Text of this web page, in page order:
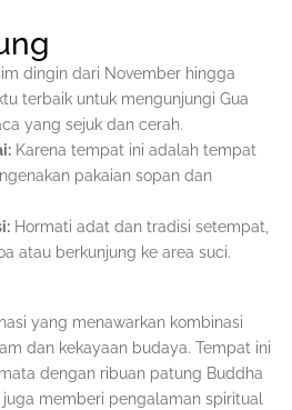
dingin dari November hingga
terbaik untuk mengunjungi Gua
yang sejuk dan cerah.
Karena tempat ini adalah tempat
pakaian sopan dan
Hormati adat dan tradisi setempat,
atau berkunjung ke area suci.
yang menawarkan kombinasi
dan kekayaan budaya. Tempat ini
dengan ribuan patung Buddha
memberi pengalaman spiritual